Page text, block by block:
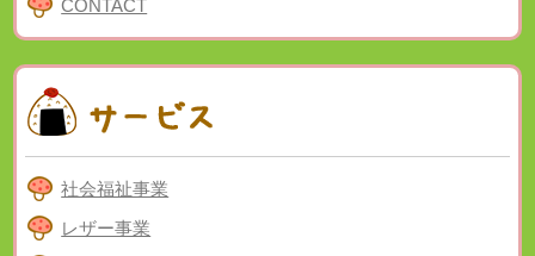
CONTACT
社会福祉事業
レザー事業